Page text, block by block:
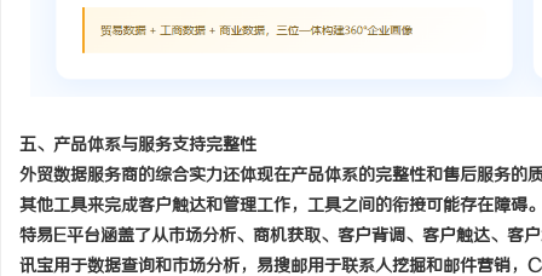
五、产品体系与服务支持完整性
外贸数据服务商的综合实力还体现在产品体系的完整性和售后服务
其他工具来完成客户触达和管理工作，工具之间的衔接可能存在障碍
特易E平台涵盖了从市场分析、商机获取、客户背调、客户触达、客
讯宝用于数据查询和市场分析，易搜邮用于联系人挖掘和邮件营销